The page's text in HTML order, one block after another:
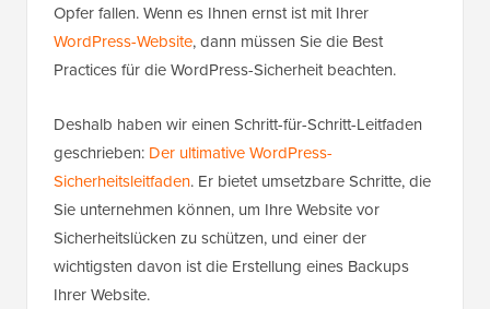
Opfer fallen. Wenn es Ihnen ernst ist mit Ihrer
WordPress-Website, dann müssen Sie die Best
Practices für die WordPress-Sicherheit beachten.
Deshalb haben wir einen Schritt-für-Schritt-Leitfaden
geschrieben: Der ultimative WordPress-
Sicherheitsleitfaden. Er bietet umsetzbare Schritte, die
Sie unternehmen können, um Ihre Website vor
Sicherheitslücken zu schützen, und einer der
wichtigsten davon ist die Erstellung eines Backups
Ihrer Website.